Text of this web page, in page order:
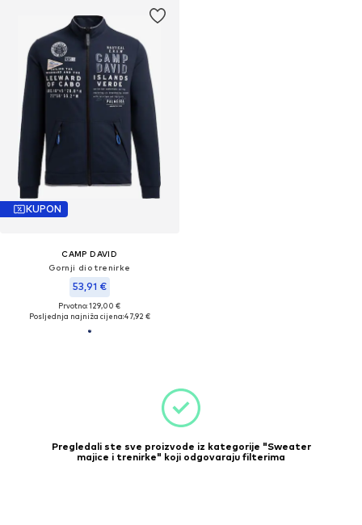
KUPON
CAMP DAVID
Gornji dio trenirke
53,91 €
Prvotno: 129,00 €
Posljednja najniža cijena:47,92 €
Pregledali ste sve proizvode iz kategorije "Sweater
majice i trenirke" koji odgovaraju filterima